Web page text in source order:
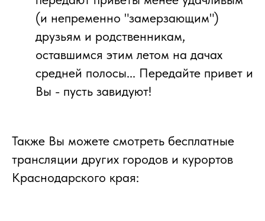
(и непременно "замерзающим")
друзьям и родственникам,
оставшимся этим летом на дачах
средней полосы... Передайте привет и
Вы - пусть завидуют!
Также Вы можете смотреть бесплатные
трансляции других городов и курортов
Краснодарского края: